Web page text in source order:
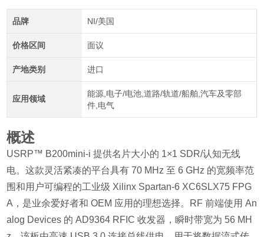
品牌 NI/美国
价格区间 面议
产地类别 进口
应用领域
能源,电子/电池,道路/轨道/船舶,汽车及零部
件,电气
概述
USRP™ B200mini-i 提供名片大小的 1×1 SDR/认知无线
电。这款灵活紧凑的平台具有 70 MHz 至 6 GHz 的宽频率范
围和用户可编程的工业级 Xilinx Spartan-6 XC6SLX75 FPG
A，是业余爱好者和 OEM 应用的理想选择。RF 前端使用 An
alog Devices 的 AD9364 RFIC 收发器，瞬时带宽为 56 MH